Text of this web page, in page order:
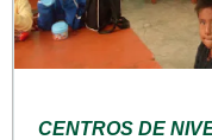
CENTROS DE